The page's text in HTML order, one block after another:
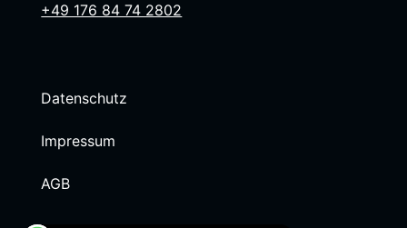
+49 176 84 74 2802
Datenschutz
Impressum
AGB